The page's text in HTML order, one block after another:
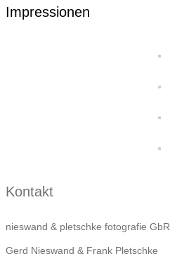
Impressionen
Kontakt
nieswand & pletschke fotografie GbR
Gerd Nieswand & Frank Pletschke